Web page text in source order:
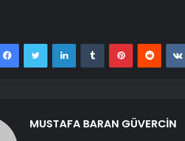
FacebookTwitter LinkedInTumblr PinterestReddit
MUSTAFA BARAN GÜVERCİN